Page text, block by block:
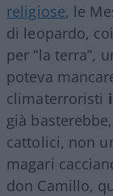
religiose, le
di leopardo,
per “la terra”,
poteva
climaterroristi
già
cattolici, non
magari
don Camillo,